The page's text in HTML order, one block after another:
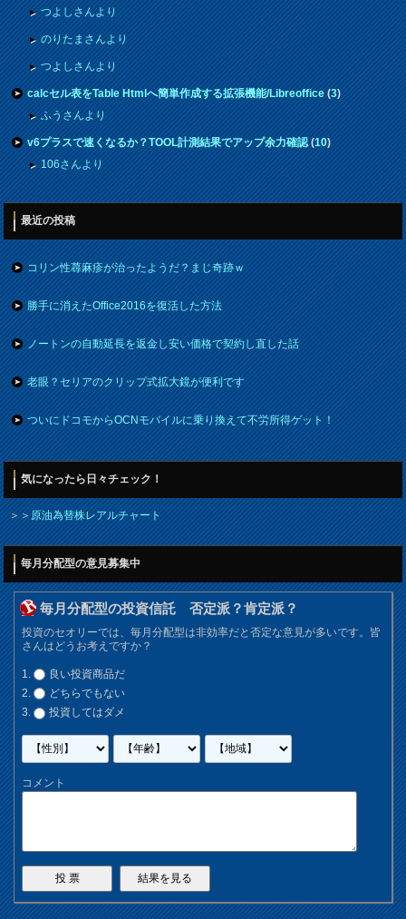
つよしさんより
のりたまさんより
つよしさんより
calcセル表をTable Htmlへ簡単作成する拡張機能/Libreoffice(3)
ふうさんより
v6プラスで速くなるか？TOOL計測結果でアップ余力確認(10)
106さんより
最近の投稿
コリン性蕁麻疹が治ったようだ？まじ奇跡ｗ
勝手に消えたOffice2016を復活した方法
ノートンの自動延長を返金し安い価格で契約し直した話
老眼？セリアのクリップ式拡大鏡が便利です
ついにドコモからOCNモバイルに乗り換えて不労所得ゲット！
気になったら日々チェック！
＞＞原油為替株レアルチャート
毎月分配型の意見募集中
毎月分配型の投資信託 否定派？肯定派？
投資のセオリーでは、毎月分配型は非効率だと否定な意見が多いです。皆
さんはどうお考えですか？
良い投資商品だ
どちらでもない
投資してはダメ
コメント